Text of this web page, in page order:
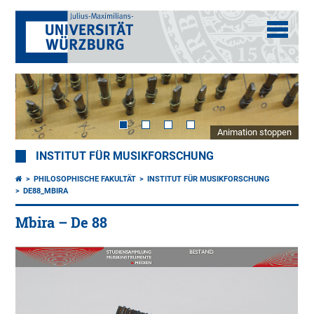
Animation stoppen
INSTITUT FÜR MUSIKFORSCHUNG
PHILOSOPHISCHE FAKULTÄT
INSTITUT FÜR MUSIKFORSCHUNG
DE88_MBIRA
Mbira – De 88